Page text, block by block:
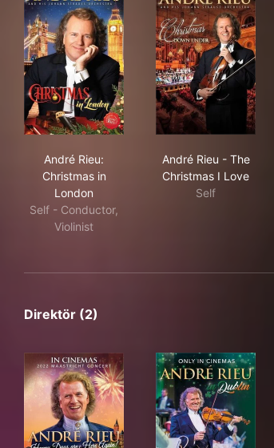
André Rieu:
Christmas in
London
Self - Conductor,
Violinist
André Rieu - The
Christmas I Love
Self
Direktör (2)